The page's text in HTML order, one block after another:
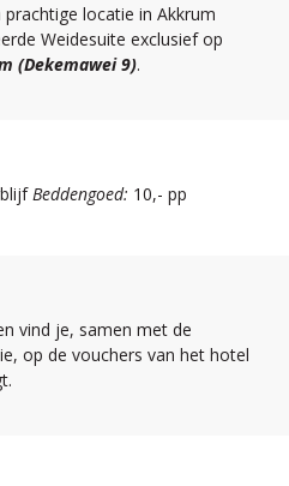
locatie in Akkrum
Weidesuite exclusief op
(Dekemawei 9).
Beddengoed: 10,- pp
vind je, samen met de
op de vouchers van het hotel